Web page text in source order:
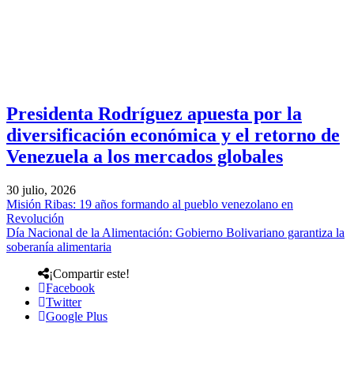
Presidenta Rodríguez apuesta por la
diversificación económica y el retorno de
Venezuela a los mercados globales
30 julio, 2026
Misión Ribas: 19 años formando al pueblo venezolano en
Revolución
Día Nacional de la Alimentación: Gobierno Bolivariano garantiza la
soberanía alimentaria
¡Compartir este!
Facebook
Twitter
Google Plus